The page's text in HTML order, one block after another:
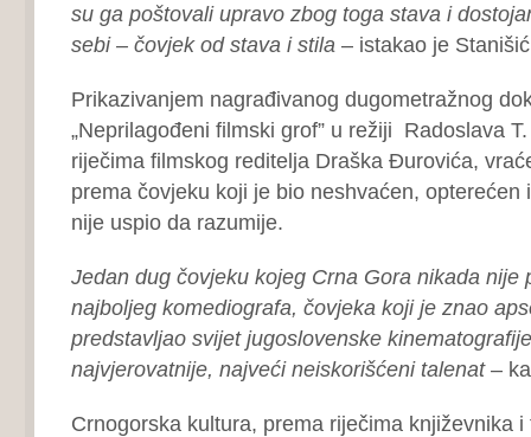
su ga poštovali upravo zbog toga stava i
sebi – čovjek od stava i stila – istakao je
Prikazivanjem nagrađivanog dugometražnog
„Neprilagođeni filmski grof” u režiji Radoslava
riječima filmskog reditelja Draška Đurovića,
prema čovjeku koji je bio neshvaćen, opterećen
nije uspio da razumije.
Jedan dug čovjeku kojeg Crna Gora nikada nije
najboljeg komediografa, čovjeka koji je znao
predstavljao svijet jugoslovenske
najvjerovatnije, najveći neiskorišćeni talenat–
Crnogorska kultura, prema riječima književnika